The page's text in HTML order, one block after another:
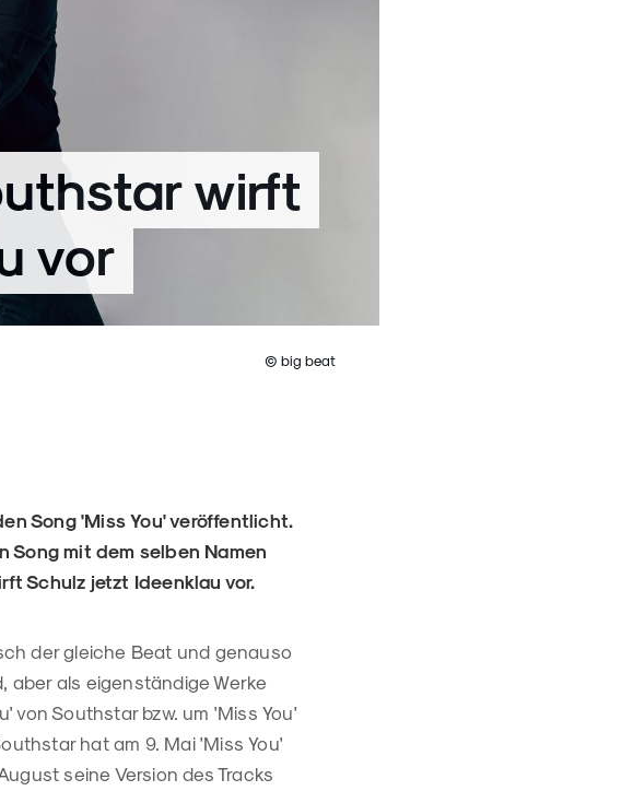
© big beat
wirft
vor
Song 'Miss You' veröffentlicht.
Song mit dem selben Namen
Schulz jetzt Ideenklau vor.
der gleiche Beat und genauso
aber als eigenständige Werke
von Southstar bzw. um 'Miss You'
hat am 9. Mai 'Miss You'
seine Version des Tracks